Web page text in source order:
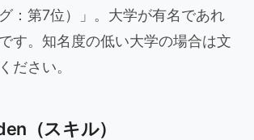
：第7位）」。大学が有名であれ
す。知名度の低い大学の場合は文
ださい。
（スキル）